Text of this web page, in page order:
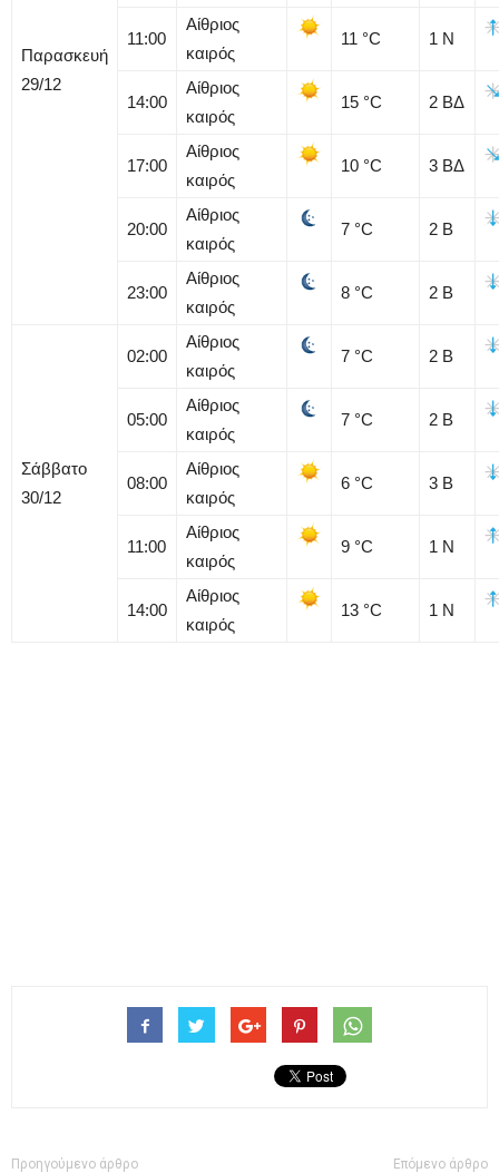
Παρασκευή
29/12
11:00
Αίθριος
καιρός
11 °C 1 Ν
14:00
Αίθριος
καιρός
15 °C 2 ΒΔ
17:00
Αίθριος
καιρός
10 °C 3 ΒΔ
20:00
Αίθριος
καιρός
7 °C 2 Β
23:00
Αίθριος
καιρός
8 °C 2 Β
Σάββατο
30/12
02:00
Αίθριος
καιρός
7 °C 2 Β
05:00
Αίθριος
καιρός
7 °C 2 Β
08:00
Αίθριος
καιρός
6 °C 3 Β
11:00
Αίθριος
καιρός
9 °C 1 Ν
14:00
Αίθριος
καιρός
13 °C 1 Ν
Προηγούμενο άρθρο Επόμενο άρθρο